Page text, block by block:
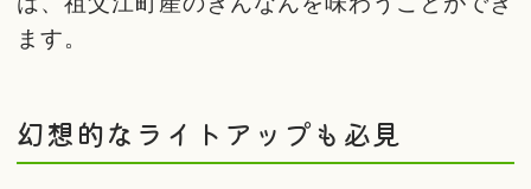
ます。
幻想的なライトアップも必見